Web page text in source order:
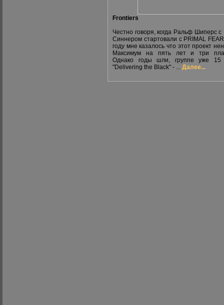
Frontiers
Честно говоря, когда Ральф Шиперс
Синнером стартовали с PRIMAL
году мне казалось что этот проект
Максимум на пять лет и три
Однако годы шли, группе уже
"Delivering the Black" - ... Далее...